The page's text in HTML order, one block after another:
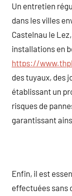
Un entretien
dans les villes
Castelnau le
installations en
https://
des tuyaux, des
établissant un
risques de
garantissant
Enfin, il est
effectuées sans